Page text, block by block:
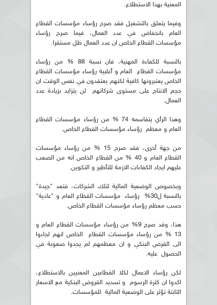
المعنية بهذا الاستطلاع.
وفيما يتعلق بالتشغيل فقد صرح رؤساء مؤسسات القطاع
العام بانخفاض في عدد العمال، فيما صرح رؤساء
مؤسسات القطاع الخاص ان عدد العمال ظل مستقرا.
بالنسبة للكفاءة المهنية، فان نسبة 88 % من رؤساء
مؤسسات القطاع العام و أغلبية رؤساء مؤسسات القطاع
الخاص يعتبرونها كافية لكنهم يعتقدون في نفس الوقت ان
حجم الانتاج على مستوى شركاتهم لن يتزايد بزيادة عدد
العمال.
وهذا الرأي يتقاسمه 74 % من رؤساء مؤسسات القطاع
العام و معظم رؤساء مؤسسات القطاع الخاص.
من جهة أخرى، فقد صرح 15 % من رؤساء مؤسسات
القطاع العام و 40 % من القطاع الخاص انه من الصعب
عليهم ايجاد الكفاءات الازمة للتأطير و التكوين.
وبخصوص الوضعية المالية لتلك الشركات، فتعد "جيدة"
بالنسبة ل30% رؤساء مؤسسات القطاع العام و "عادية"
حسب معظم رؤساء مؤسسات القطاع الخاص.
هذا، وقد صرح 9% من رؤساء مؤسسات القطاع العام و
13 % من رؤساء مؤسسات القطاع الخاص انهم لجاءوا
الى القرض البنكي و ان معظمهم لم يجدوا صعوبة في
الحصول عليه.
لكن رؤساء الاعمال لكلا القطاعين المعنيين بالاستطلاع،
اكدوا ان كثرة الرسوم و تسديد القروض البنكية مع الاسعار
الثابتة تؤثر على الوضعية المالية للمؤسسات.